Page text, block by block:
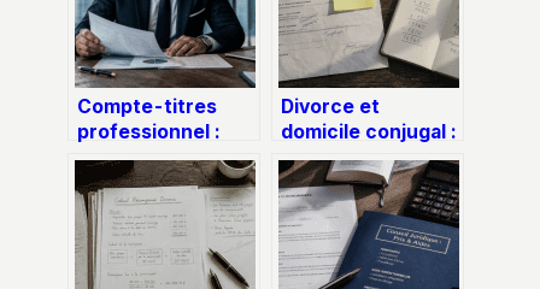
Compte-titres
professionnel :
comment valoriser
vos excédents
sans bloquer votre
capital
Divorce et
domicile conjugal :
comment gérer
l’indemnité
d’occupation et le
crédit en cours ?